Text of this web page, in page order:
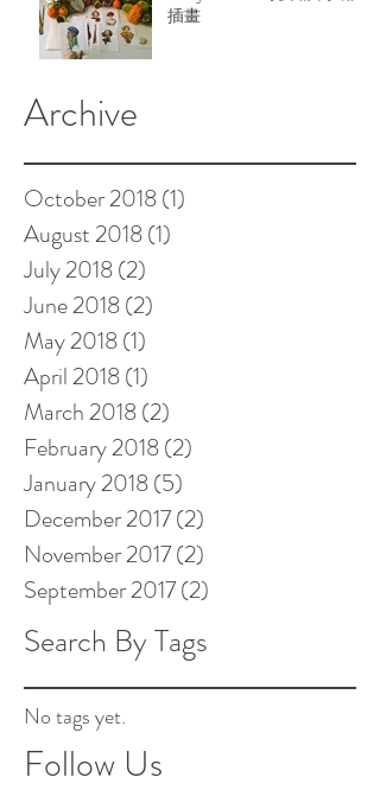
插畫
Archive
October 2018(1)
August 2018(1)
July 2018(2)
June 2018(2)
May 2018(1)
April 2018(1)
March 2018(2)
February 2018(2)
January 2018(5)
December 2017(2)
November 2017(2)
September 2017(2)
Search By Tags
No tags yet.
Follow Us